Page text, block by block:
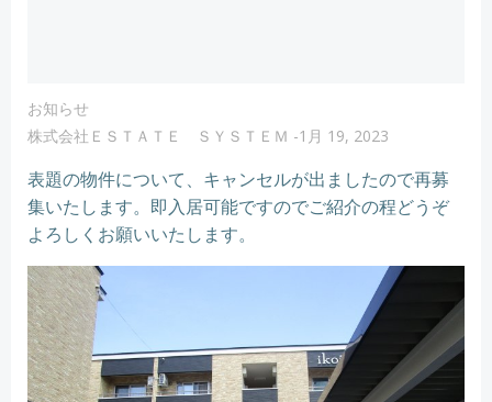
お知らせ
株式会社ＥＳＴＡＴＥ ＳＹＳＴＥＭ -1月 19, 2023
表題の物件について、キャンセルが出ましたので再募
集いたします。即入居可能ですのでご紹介の程どうぞ
よろしくお願いいたします。